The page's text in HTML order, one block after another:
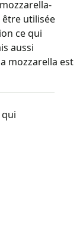
être utilisée
ce qui
aussi
mozzarella est